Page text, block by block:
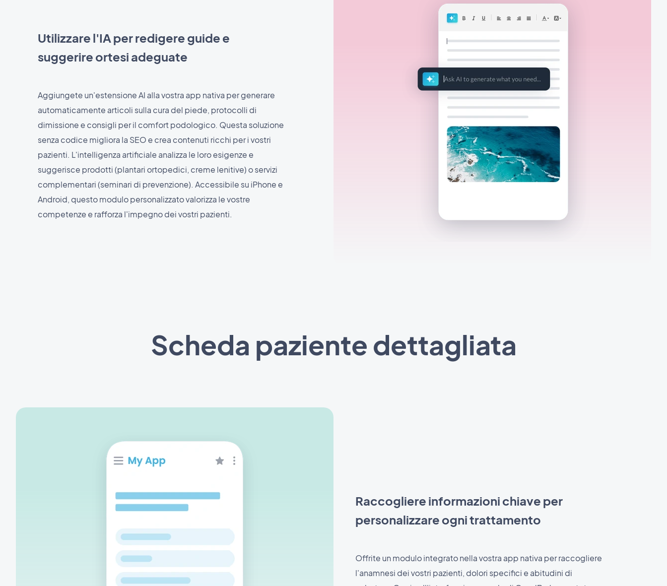
Utilizzare l'IA per redigere guide e
suggerire ortesi adeguate
Aggiungete un'estensione AI alla vostra app nativa per generare
automaticamente articoli sulla cura del piede, protocolli di
dimissione e consigli per il comfort podologico. Questa soluzione
senza codice migliora la SEO e crea contenuti ricchi per i vostri
pazienti. L'intelligenza artificiale analizza le loro esigenze e
suggerisce prodotti (plantari ortopedici, creme lenitive) o servizi
complementari (seminari di prevenzione). Accessibile su iPhone e
Android, questo modulo personalizzato valorizza le vostre
competenze e rafforza l'impegno dei vostri pazienti.
Scheda paziente dettagliata
Raccogliere informazioni chiave per
personalizzare ogni trattamento
Offrite un modulo integrato nella vostra app nativa per raccogliere
l'anamnesi dei vostri pazienti, dolori specifici e abitudini di